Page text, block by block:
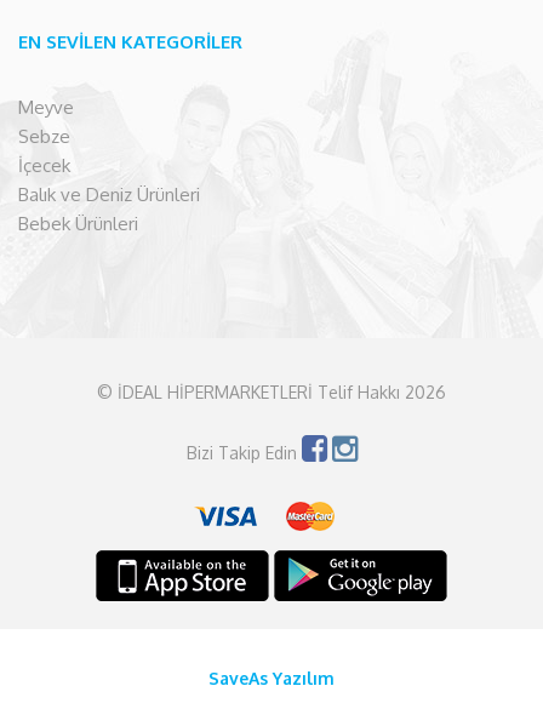
EN SEVİLEN KATEGORİLER
Meyve
Sebze
İçecek
Balık ve Deniz Ürünleri
Bebek Ürünleri
© İDEAL HİPERMARKETLERİ Telif Hakkı 2026
Bizi Takip Edin
SaveAs Yazılım